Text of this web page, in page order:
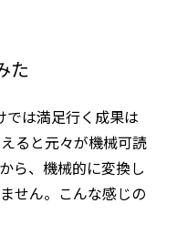
た
では満足行く成果は
ると元々が機械可読
ら、機械的に変換し
せん。こんな感じの